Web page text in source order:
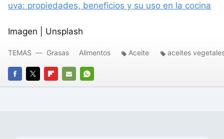
uva: propiedades, beneficios y su uso en la cocina
Imagen | Unsplash
FACEBOOK
TWITTERFLIPBOARD
E-
WHATSAPP
TEMAS Grasas Alimentos Aceite aceites